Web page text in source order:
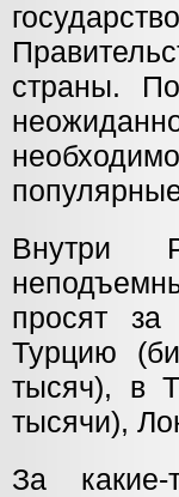
страны.
Внутри
просят
Турцию
тысяч), в
тысячи),
За